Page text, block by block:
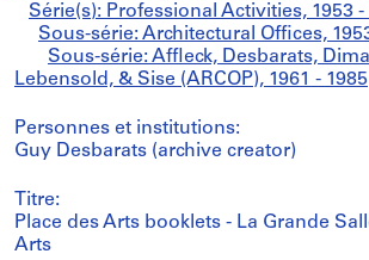
Série(s): Professional Activities, 1953 -
Sous-série: Architectural Offices,
Sous-série: Affleck, Desbarats,
Lebensold, & Sise (ARCOP), 1961 - 1985
Personnes et institutions:
Guy Desbarats (archive creator)
Titre:
Place des Arts booklets - La Grande
Arts